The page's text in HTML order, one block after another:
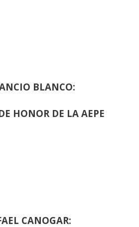
BLANCO:
HONOR DE LA AEPE
CANOGAR: